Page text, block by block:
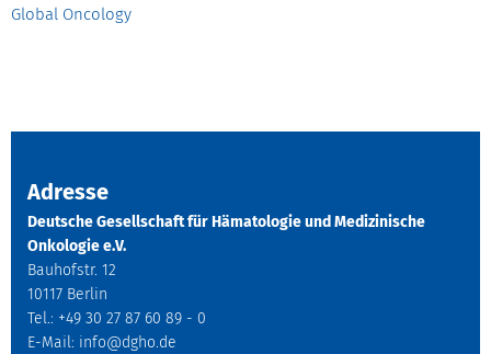
Global Oncology
Adresse
Deutsche Gesellschaft für Hämatologie und Medizinische
Onkologie e.V.
Bauhofstr. 12
10117 Berlin
Tel.: +49 30 27 87 60 89 - 0
E-Mail: info@dgho.de